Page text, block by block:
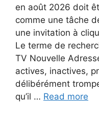
en août 2026 doit
comme une tâche
une invitation à
Le terme de
TV Nouvelle
actives, inactives,
délibérément
qu’il … Read more